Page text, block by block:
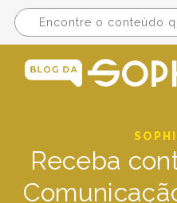
Receba